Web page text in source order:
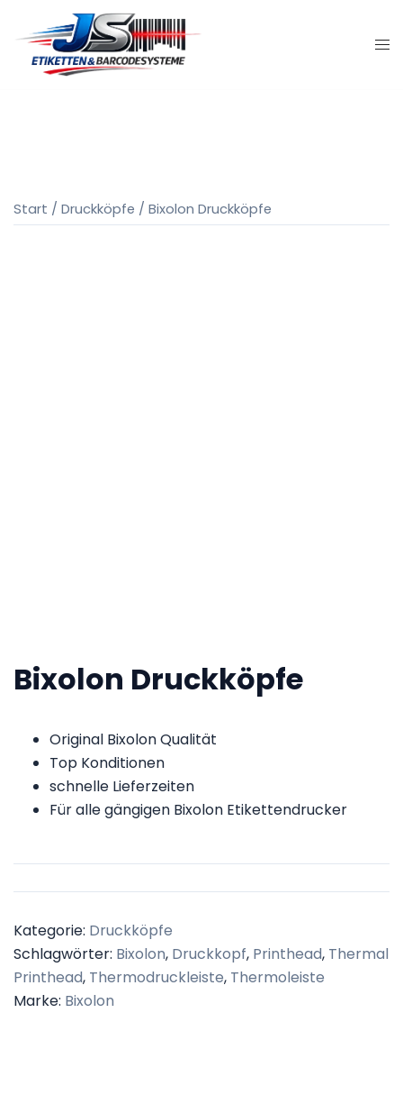
Inhalt
springen
Start / Druckköpfe / Bixolon Druckköpfe
Bixolon Druckköpfe
Original Bixolon Qualität
Top Konditionen
schnelle Lieferzeiten
Für alle gängigen Bixolon Etikettendrucker
Kategorie: Druckköpfe
Schlagwörter: Bixolon, Druckkopf, Printhead, Thermal
Printhead, Thermodruckleiste, Thermoleiste
Marke: Bixolon